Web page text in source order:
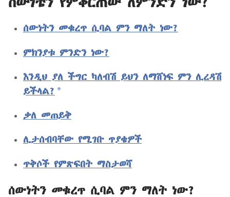
ሰውነትን መቁረጥ ሲባል ምን ማለት ነው?
ምክንያቱ ምንድን ነው?
እንዲህ ያለ ችግር ካለብሽ ይህን ለማሸነፍ ምን ሊረዳሽ
ይችላል? a
ቃለ መጠይቅ
ሊታሰብባቸው የሚገቡ ጥያቄዎች
ጥቅሶች የምጽፍበት ማስታወሻ
ሰውነትን መቁረጥ ሲባል ምን ማለት ነው?